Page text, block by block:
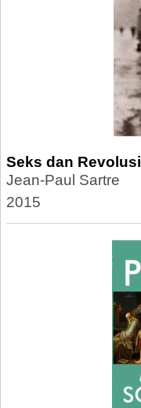
Seks dan Revolusi
Jean-Paul Sartre
2015